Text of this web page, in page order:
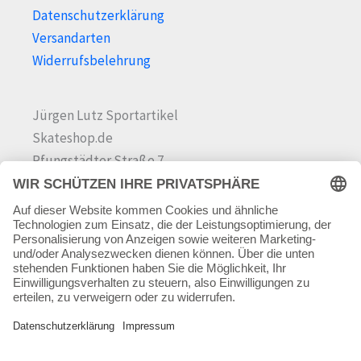
Datenschutzerklärung
Versandarten
Widerrufsbelehrung
Jürgen Lutz Sportartikel
Skateshop.de
Pfungstädter Straße 7
64342 Seeheim-Jugenheim
Tel.06257 868181
Mail:info@skateshop.de
Warenkorb
Mein Konto